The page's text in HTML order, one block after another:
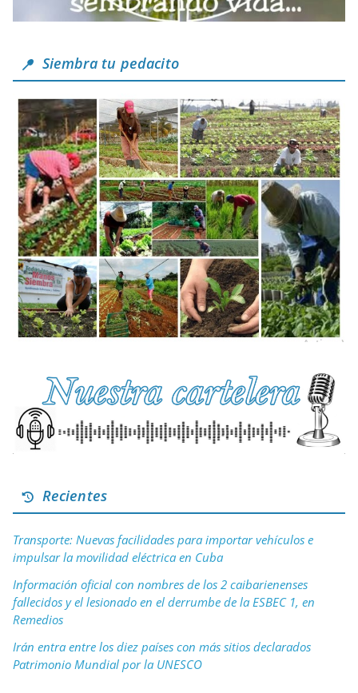
Siembra tu pedacito
Recientes
Transporte: Nuevas facilidades para importar vehículos e
impulsar la movilidad eléctrica en Cuba
Información oficial con nombres de los 2 caibarienenses
fallecidos y el lesionado en el derrumbe de la ESBEC 1, en
Remedios
Irán entra entre los diez países con más sitios declarados
Patrimonio Mundial por la UNESCO